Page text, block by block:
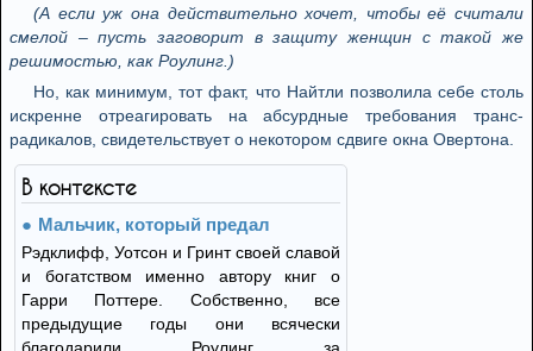
(А если уж она действительно хочет, чтобы её считали
смелой – пусть заговорит в защиту женщин с такой же
решимостью, как Роулинг.)
Но, как минимум, тот факт, что Найтли позволила себе столь
искренне отреагировать на абсурдные требования транс-
радикалов, свидетельствует о некотором сдвиге окна Овертона.
В контексте
Мальчик, который предал
Рэдклифф, Уотсон и Гринт своей славой
и богатством именно автору книг о
Гарри Поттере. Собственно, все
предыдущие годы они всячески